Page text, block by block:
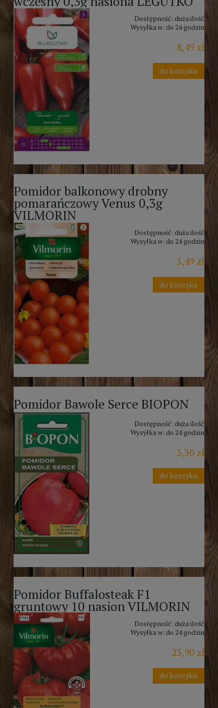
Dostępność: duża ilość
Wysyłka w: do 24 godzin
8,49 zł
do koszyka
Pomidor balkonowy drobny
pomarańczowy Venus 0,3g
VILMORIN
Dostępność: duża ilość
Wysyłka w: do 24 godzin
3,49 zł
do koszyka
Pomidor Bawole Serce BIOPON
Dostępność: duża ilość
Wysyłka w: do 24 godzin
3,30 zł
do koszyka
Pomidor Buffalosteak F1
gruntowy 10 nasion VILMORIN
Dostępność: duża ilość
Wysyłka w: do 24 godzin
23,90 zł
do koszyka